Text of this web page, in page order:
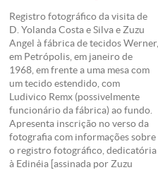
Registro fotográfico da visita de
D. Yolanda Costa e Silva e Zuzu
Angel à fábrica de tecidos Werner,
em Petrópolis, em janeiro de
1968, em frente a uma mesa com
um tecido estendido, com
Ludivico Remx (possivelmente
funcionário da fábrica) ao fundo.
Apresenta inscrição no verso da
fotografia com informações sobre
o registro fotográfico, dedicatória
à Edinéia [assinada por Zuzu